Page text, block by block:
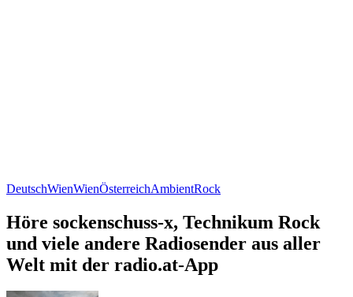
DeutschWienWienÖsterreichAmbientRock
Höre sockenschuss-x, Technikum Rock
und viele andere Radiosender aus aller
Welt mit der radio.at-App